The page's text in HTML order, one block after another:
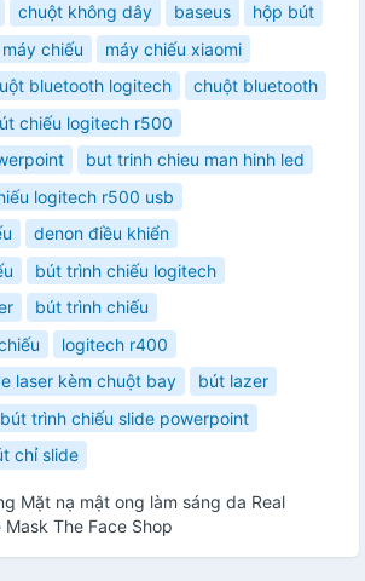
chuột không dây baseus
hộp bút
máy chiếu
máy chiếu xiaomi
bluetooth logitech
chuột bluetooth
chiếu logitech r500
but trinh chieu man hinh led
logitech r500 usb
denon điều khiển
bút trình chiếu logitech
bút trình chiếu
logitech r400
laser kèm chuột bay
bút lazer
bút trình chiếu slide powerpoint
chỉ slide
Mặt nạ mật ong làm sáng da Real
The Face Shop